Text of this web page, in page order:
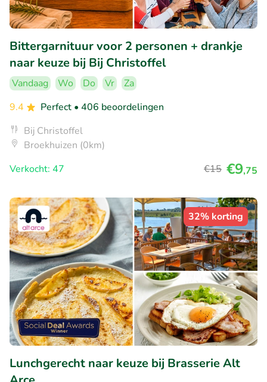
Bittergarnituur voor 2 personen + drankje
naar keuze bij Bij Christoffel
Vandaag Wo Do Vr
Za
9.4
Perfect • 406 beoordelingen
Bij Christoffel
Broekhuizen (0km)
Verkocht: 47
€15 €9,75
32% korting
Lunchgerecht naar keuze bij Brasserie Alt